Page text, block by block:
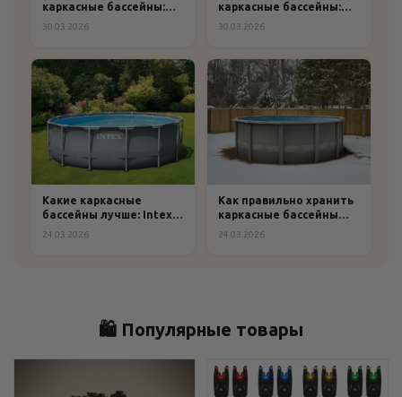
каркасные бассейны:
практическое
основания
30.03.2026
каркасные бассейны:
полный гид по выбору
30.03.2026
Какие каркасные
бассейны лучше: Intex
или Bestway?
24.03.2026
Как правильно хранить
каркасные бассейны
зимой: пошаговая
24.03.2026
🛍️ Популярные товары